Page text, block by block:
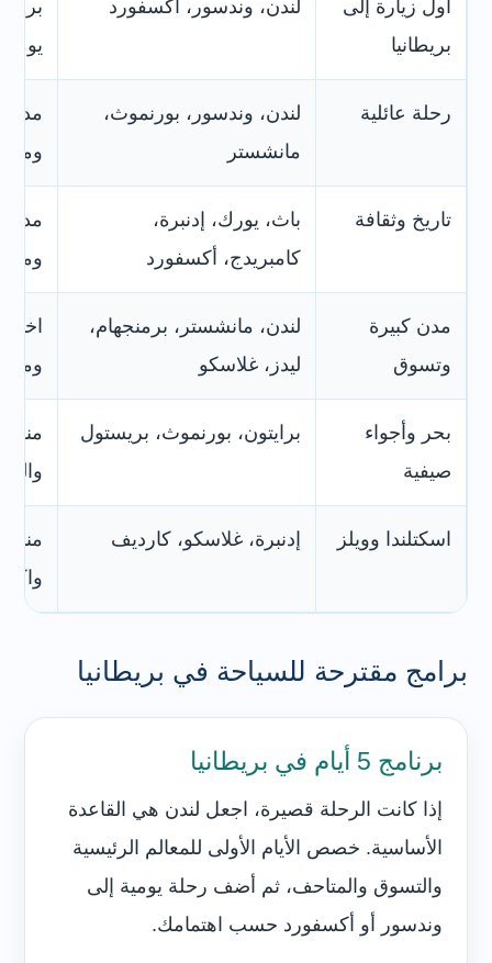
أول زيارة إلى
بريطانيا
لندن، وندسور، أكسفورد
رحلة عائلية
لندن، وندسور، بورنموث،
مانشستر
مدن
تاريخ وثقافة
باث، يورك، إدنبرة،
كامبريدج، أكسفورد
مدن
مدن كبيرة
وتسوق
لندن، مانشستر، برمنجهام،
ليدز، غلاسكو
بحر وأجواء
صيفية
برايتون، بورنموث، بريستول
اسكتلندا وويلز إدنبرة، غلاسكو، كارديف
برامج مقترحة للسياحة في بريطانيا
برنامج 5 أيام في بريطانيا
إذا كانت الرحلة قصيرة، اجعل لندن هي القاعدة
الأساسية. خصص الأيام الأولى للمعالم الرئيسية
والتسوق والمتاحف، ثم أضف رحلة يومية إلى
وندسور أو أكسفورد حسب اهتمامك.